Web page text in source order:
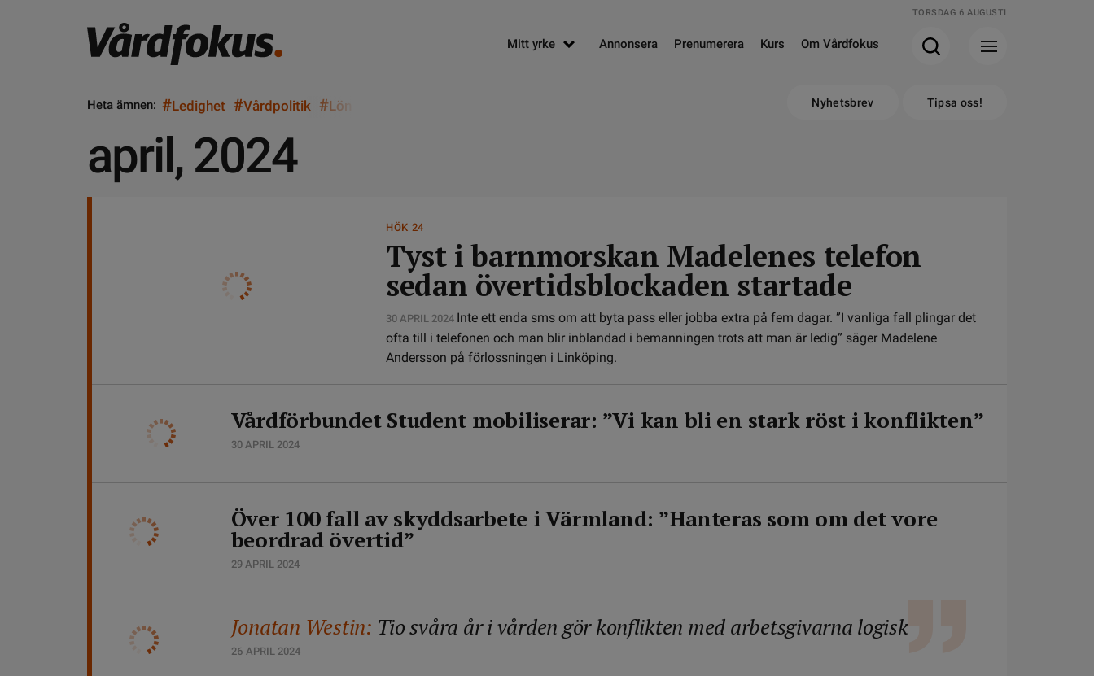
TORSDAG 6 AUGUSTI
Mitt yrke Annonsera Prenumerera Kurs Om Vårdfokus
Heta ämnen: #Ledighet #Vårdpolitik #Lön Nyhetsbrev Tipsa oss!
april, 2024
HÖK 24
Tyst i barnmorskan Madelenes telefon
sedan övertidsblockaden startade
30 APRIL 2024 Inte ett enda sms om att byta pass eller jobba extra på fem dagar. ”I vanliga fall plingar det
ofta till i telefonen och man blir inblandad i bemanningen trots att man är ledig” säger Madelene
Andersson på förlossningen i Linköping.
Vårdförbundet Student mobiliserar: ”Vi kan bli en stark röst i konflikten”
30 APRIL 2024
Över 100 fall av skyddsarbete i Värmland: ”Hanteras som om det vore
beordrad övertid”
29 APRIL 2024
Jonatan Westin: Tio svåra år i vården gör konflikten med arbetsgivarna logisk
26 APRIL 2024